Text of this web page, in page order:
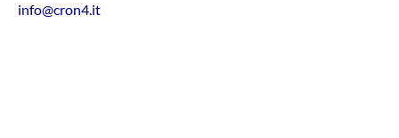
info@cron4.it